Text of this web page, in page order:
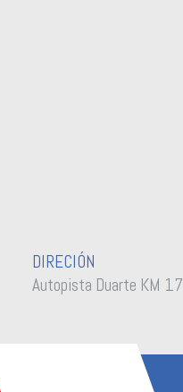
DIRECIÓN
Autopista Duarte KM